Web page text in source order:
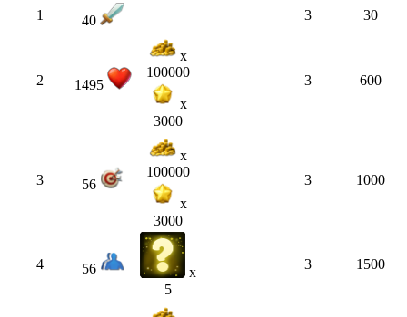
1
40 3 30
2 1495
x
100000
x
3000
3 600
3 56
x
100000
x
3000
3 1000
4 56
x
5
3 1500